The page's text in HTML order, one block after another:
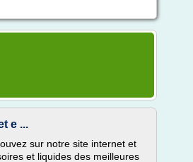
e ...
sur notre site internet et
et liquides des meilleures